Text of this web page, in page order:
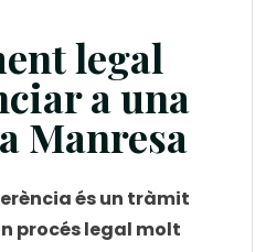
legal
a una
Manresa
és un tràmit
procés legal molt